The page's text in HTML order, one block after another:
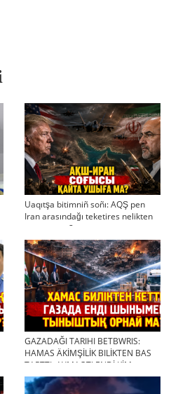
Uaqıtşa bitimniñ soñı: AQŞ pen
Iran arasındağı teketires nelikten
qayta uşıqtı?
GAZADAĞI TARIHI BETBWRIS:
HAMAS ÄKİMŞİLİK BILİKTEN BAS
TARTTI. AYMAQTI ENDİ KİM
BASQARADI?